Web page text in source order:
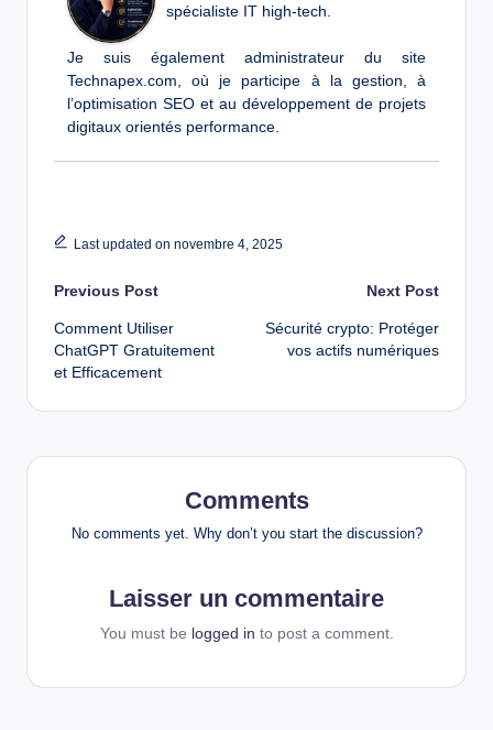
spécialiste IT high-tech.
Je suis également administrateur du site
Technapex.com, où je participe à la gestion, à
l’optimisation SEO et au développement de projets
digitaux orientés performance.
Last updated on novembre 4, 2025
Post
navigation
Previous Post
Comment Utiliser
ChatGPT Gratuitement
et Efficacement
Next Post
Sécurité crypto: Protéger
vos actifs numériques
Comments
No comments yet. Why don’t you start the discussion?
Laisser un commentaire
You must be logged in to post a comment.